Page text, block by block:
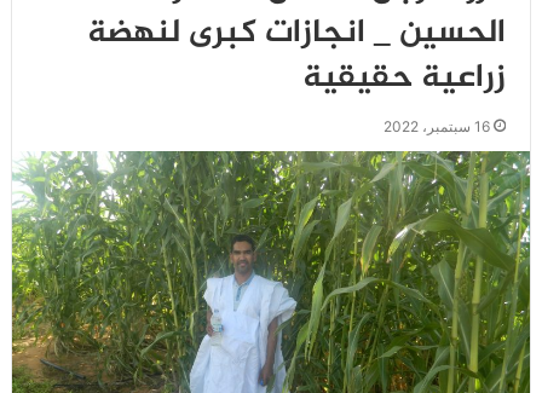
الحسين _ انجازات كبرى لنهضة
زراعية حقيقية
16 سبتمبر، 2022